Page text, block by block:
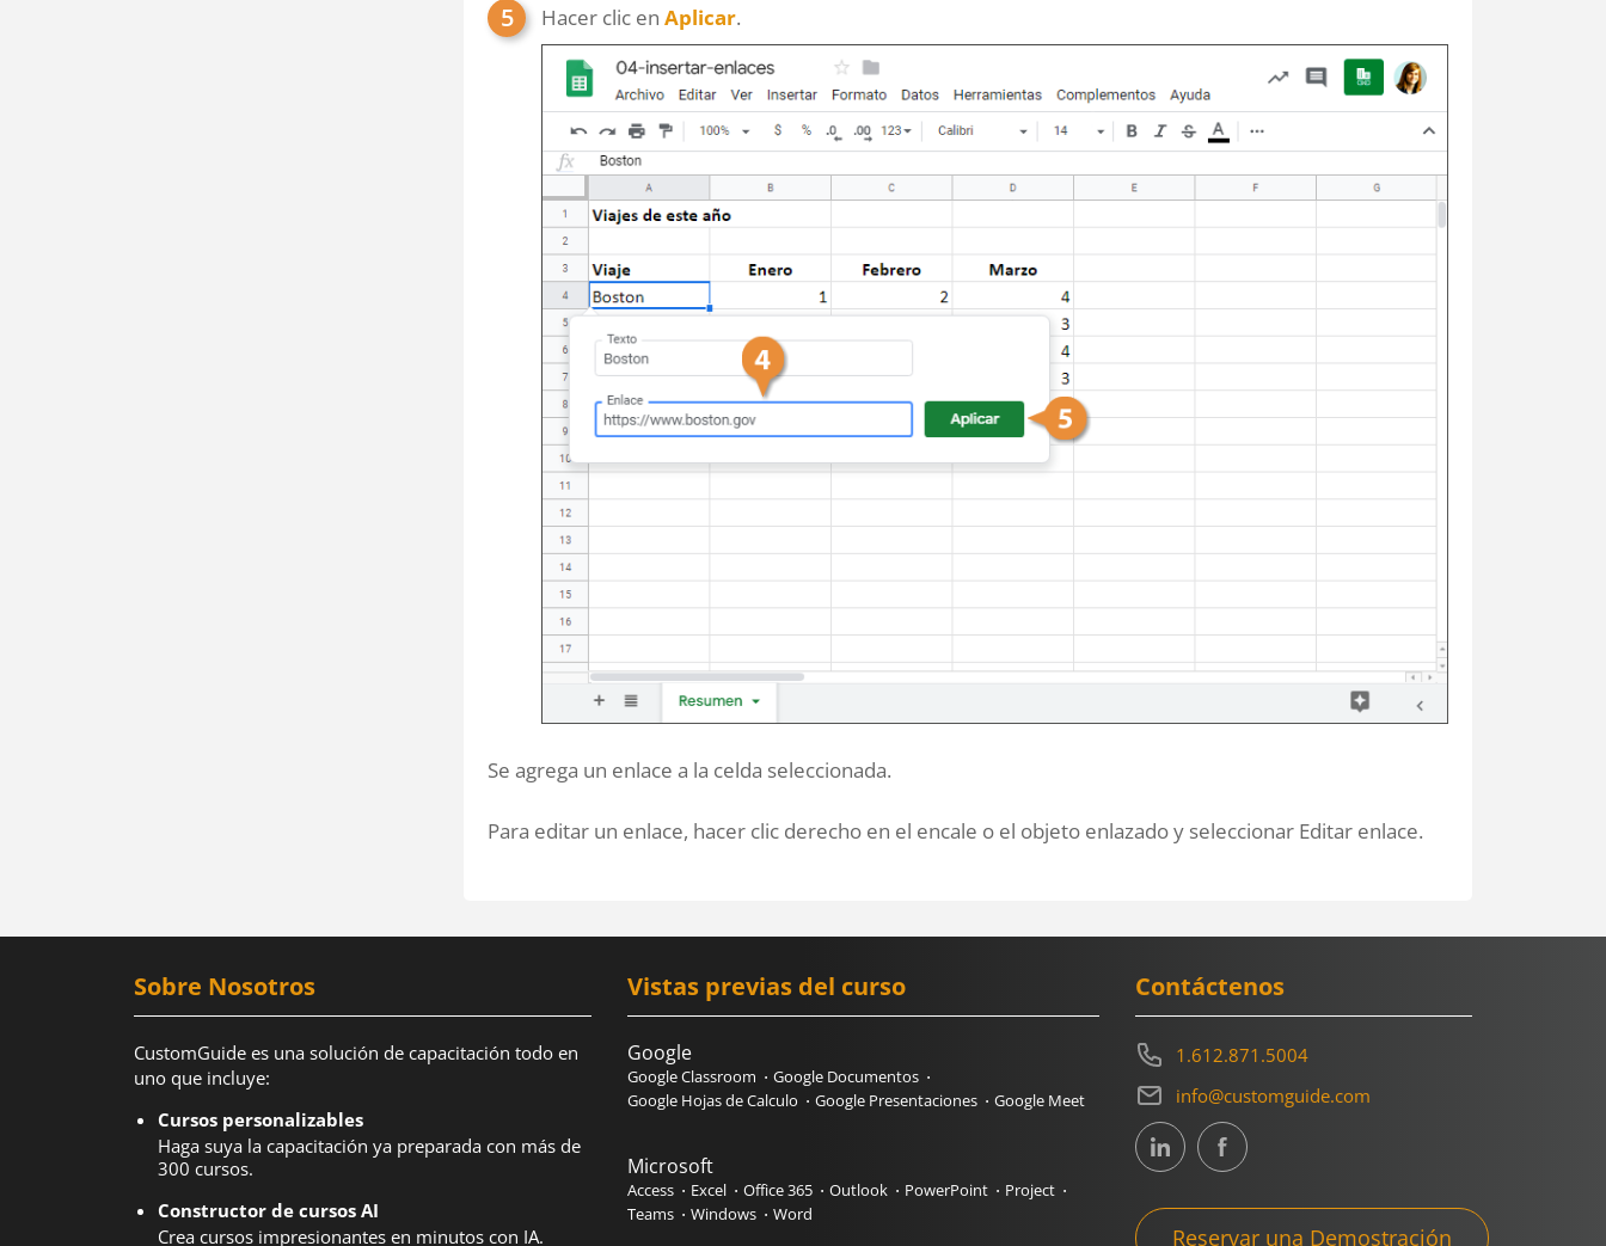
Hacer clic en Aplicar.
Se agrega un enlace a la celda seleccionada.
Para editar un enlace, hacer clic derecho en el encale o el objeto enlazado y seleccionar Editar enlace.
Sobre Nosotros
CustomGuide es una solución de capacitación todo en
uno que incluye:
Cursos personalizables
Haga suya la capacitación ya preparada con más de
300 cursos.
Constructor de cursos AI
Crea cursos impresionantes en minutos con IA.
Vistas previas del curso
Google
Google Classroom
Google Documentos
Google Hojas de Calculo
Google Presentaciones Google Meet
Microsoft
Access Excel Office 365 Outlook PowerPoint
Project
Teams
Windows Word
Contáctenos
1.612.871.5004
info@customguide.com
Reservar una Demostración